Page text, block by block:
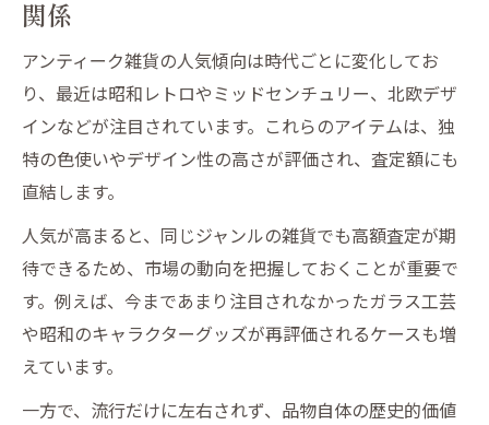
関係
アンティーク雑貨の人気傾向は時代ごとに変化してお
り、最近は昭和レトロやミッドセンチュリー、北欧デザ
インなどが注目されています。これらのアイテムは、独
特の色使いやデザイン性の高さが評価され、査定額にも
直結します。
人気が高まると、同じジャンルの雑貨でも高額査定が期
待できるため、市場の動向を把握しておくことが重要で
す。例えば、今まであまり注目されなかったガラス工芸
や昭和のキャラクターグッズが再評価されるケースも増
えています。
一方で、流行だけに左右されず、品物自体の歴史的価値